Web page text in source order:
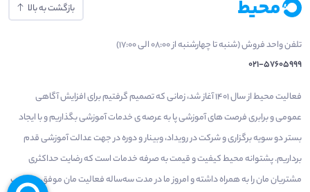
بازگشت به بالا
تلفن واحد فروش (شنبه تا چهارشنبه از 08:00 الی 17:00)
021-57605999
فعالیت محیط از سال 1401 آغاز شد، زمانی که تصمیم گرفتیم برای افزایش آگاهی
عمومی و برابری فرصت های آموزشی پا به عرصه ی خدمات آموزشی بگذاریم و با ایجاد
بستر دو سویه برگزاری و شرکت در رویداد، وبینار و دوره در جهت عدالت آموزشی قدم
برداریم. پشتوانه محیط کیفیت و قیمت به صرفه خدمات است که رضایت حداکثری
مشتریان مان را به همراه داشته و امروز ما در مدت سه‌ساله فعالیت مان موفق به کسب